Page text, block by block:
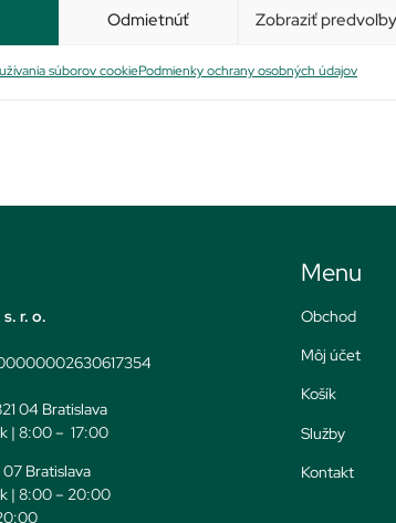
Odmietnúť Zobraziť predvoľby
súborov cookiePodmienky ochrany osobných údajov
14,90€
s. r. o.
04 Bratislava
| 8:00 – 17:00
07 Bratislava
| 8:00 – 20:00
Menu
Obchod
Môj účet
Košík
Služby
Kontakt